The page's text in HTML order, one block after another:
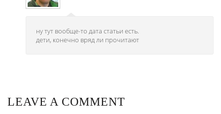
ну тут вообще-то дата статьи есть.
дети, конечно вряд ли прочитают
LEAVE A COMMENT